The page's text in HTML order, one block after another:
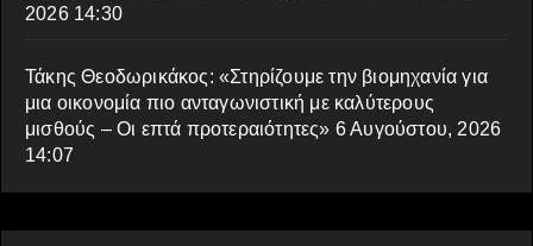
2026 14:30
Τάκης Θεοδωρικάκος: «Στηρίζουμε την βιομηχανία για
μια οικονομία πιο ανταγωνιστική με καλύτερους
μισθούς – Οι επτά προτεραιότητες» 6 Αυγούστου, 2026
14:07